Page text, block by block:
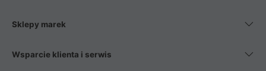
Sklepy marek
Wsparcie klienta i serwis